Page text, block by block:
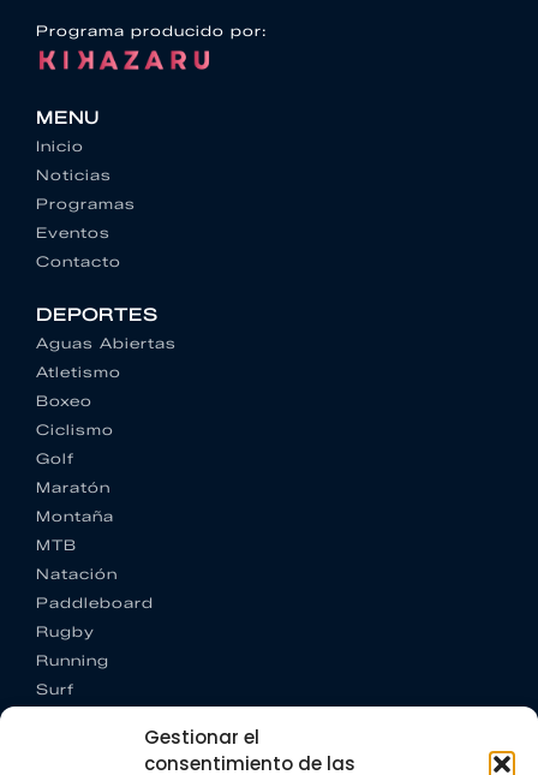
Gestionar el
consentimiento de las
Programa producido por:
MENU
Inicio
Noticias
Programas
Eventos
Contacto
DEPORTES
Aguas Abiertas
Atletismo
Boxeo
Ciclismo
Golf
Maratón
Montaña
MTB
Natación
Paddleboard
Rugby
Running
Surf